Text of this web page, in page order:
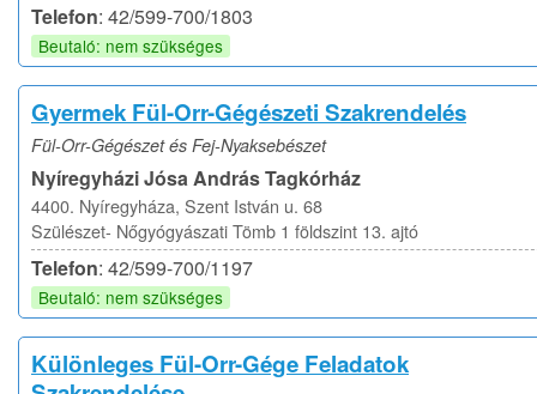
Telefon: 42/599-700/1803
Beutaló: nem szükséges
Gyermek Fül-Orr-Gégészeti Szakrendelés
Fül-Orr-Gégészet és Fej-Nyaksebészet
Nyíregyházi Jósa András Tagkórház
4400. Nyíregyháza, Szent István u. 68
Szülészet- Nőgyógyászati Tömb 1 földszint 13. ajtó
Telefon: 42/599-700/1197
Beutaló: nem szükséges
Különleges Fül-Orr-Gége Feladatok